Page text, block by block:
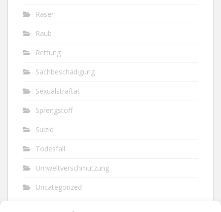
Raser
Raub
Rettung
Sachbeschädigung
Sexualstraftat
Sprengstoff
Suizid
Todesfall
Umweltverschmutzung
Uncategorized